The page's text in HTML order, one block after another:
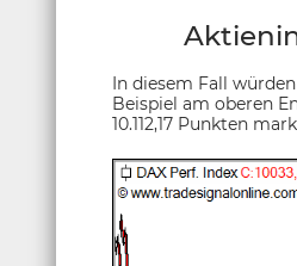
In diesem Fall
Beispiel am oberen
10.112,17 Punkten